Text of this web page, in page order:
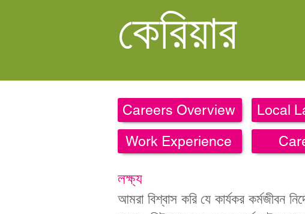
কেরিয়ার
Careers Overview
Work Experience
Local
লক্ষ্য
আমরা বিশ্বাস করি যে কার্যকর কর্মজীবন